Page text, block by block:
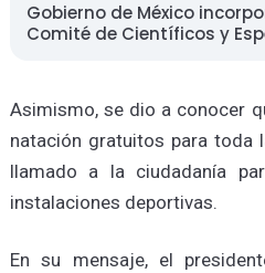
Gobierno de México
Comité de Científicos y
Asimismo, se dio a conocer
natación gratuitos para toda
llamado a la ciudadanía
instalaciones deportivas.
En su mensaje, el